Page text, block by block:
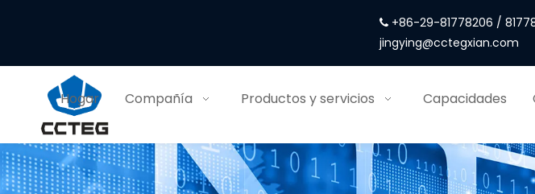
 +86-29-81778206 /
jingying@cctegxian.com
Hogar Compañía Productos y servicios Capacidades